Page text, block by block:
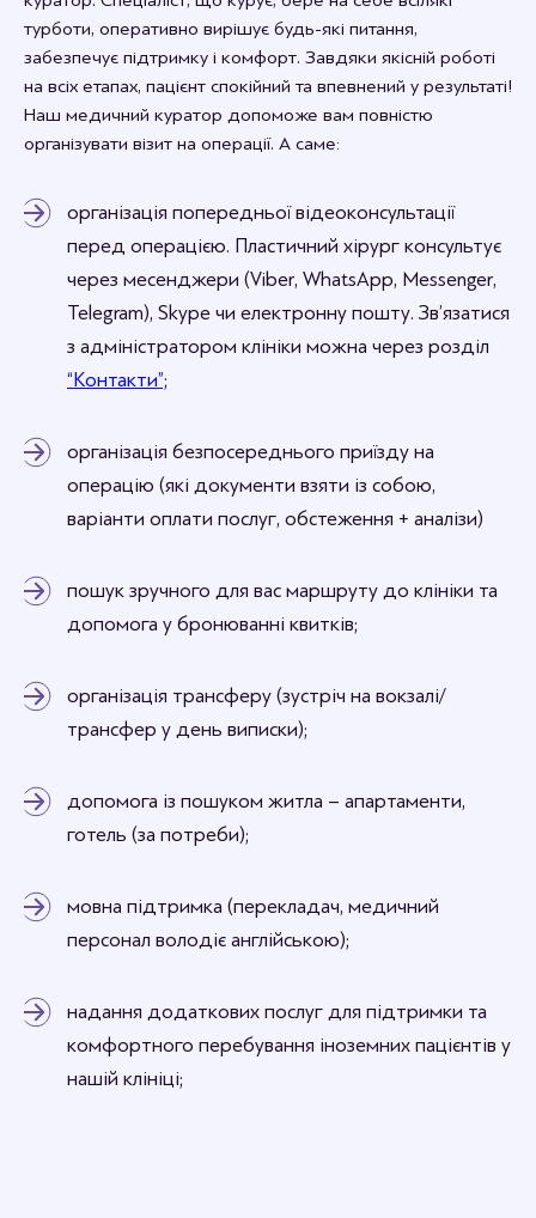
турботи, оперативно вирішує будь-які питання,
забезпечує підтримку і комфорт. Завдяки якісній роботі
на всіх етапах, пацієнт спокійний та впевнений у результаті!
Наш медичний куратор допоможе вам повністю
організувати візит на операції. А саме:
організація попередньої відеоконсультації
перед операцією. Пластичний хірург консультує
через месенджери (Viber, WhatsApp, Messenger,
Telegram), Skype чи електронну пошту. Зв’язатися
з адміністратором клініки можна через розділ
“Контакти”;
організація безпосереднього приїзду на
операцію (які документи взяти із собою,
варіанти оплати послуг, обстеження + аналізи)
пошук зручного для вас маршруту до клініки та
допомога у бронюванні квитків;
організація трансферу (зустріч на вокзалі/
трансфер у день виписки);
допомога із пошуком житла – апартаменти,
готель (за потреби);
мовна підтримка (перекладач, медичний
персонал володіє англійською);
надання додаткових послуг для підтримки та
комфортного перебування іноземних пацієнтів у
нашій клініці;